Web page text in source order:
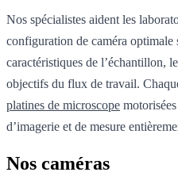
Nos spécialistes aident les
configuration de caméra optimale
caractéristiques de l’échantillon,
objectifs du flux de travail.
platines de microscope
d’imagerie et de mesure
Nos caméras